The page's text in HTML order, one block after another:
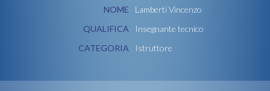
NOME
Lamberti Vincenzo
QUALIFICA
Insegnante tecnico
CATEGORIA
Istruttore